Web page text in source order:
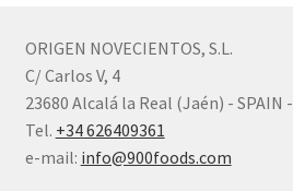
ORIGEN NOVECIENTOS, S.L.
C/ Carlos V, 4
23680 Alcalá la Real (Jaén) - SPAIN -
Tel. +34 626409361
e-mail: info@900foods.com